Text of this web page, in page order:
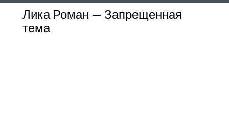
Лика Роман — Запрещенная
тема